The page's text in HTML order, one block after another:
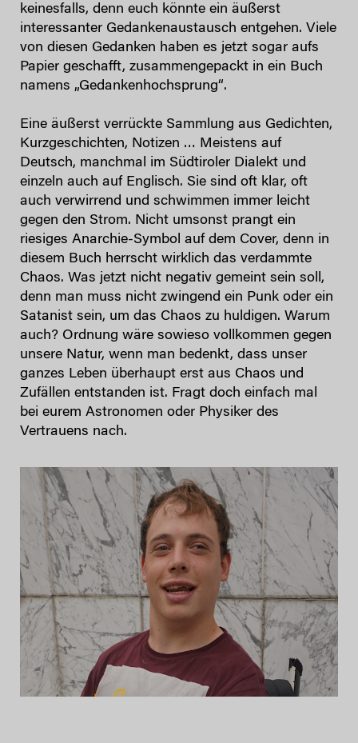
keinesfalls, denn euch könnte ein äußerst
interessanter Gedankenaustausch entgehen. Viele
von diesen Gedanken haben es jetzt sogar aufs
Papier geschafft, zusammengepackt in ein Buch
namens „Gedankenhochsprung“.
Eine äußerst verrückte Sammlung aus Gedichten,
Kurzgeschichten, Notizen … Meistens auf
Deutsch, manchmal im Südtiroler Dialekt und
einzeln auch auf Englisch. Sie sind oft klar, oft
auch verwirrend und schwimmen immer leicht
gegen den Strom. Nicht umsonst prangt ein
riesiges Anarchie-Symbol auf dem Cover, denn in
diesem Buch herrscht wirklich das verdammte
Chaos. Was jetzt nicht negativ gemeint sein soll,
denn man muss nicht zwingend ein Punk oder ein
Satanist sein, um das Chaos zu huldigen. Warum
auch? Ordnung wäre sowieso vollkommen gegen
unsere Natur, wenn man bedenkt, dass unser
ganzes Leben überhaupt erst aus Chaos und
Zufällen entstanden ist. Fragt doch einfach mal
bei eurem Astronomen oder Physiker des
Vertrauens nach.